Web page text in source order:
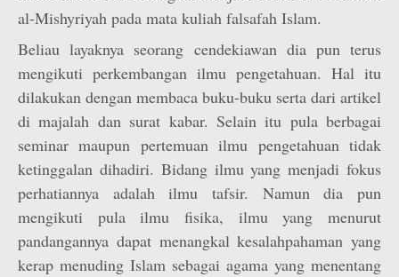
al-Mishyriyah pada mata kuliah falsafah Islam.
Beliau layaknya seorang cendekiawan dia pun terus
mengikuti perkembangan ilmu pengetahuan. Hal itu
dilakukan dengan membaca buku-buku serta dari artikel
di majalah dan surat kabar. Selain itu pula berbagai
seminar maupun pertemuan ilmu pengetahuan tidak
ketinggalan dihadiri. Bidang ilmu yang menjadi fokus
perhatiannya adalah ilmu tafsir. Namun dia pun
mengikuti pula ilmu fisika, ilmu yang menurut
pandangannya dapat menangkal kesalahpahaman yang
kerap menuding Islam sebagai agama yang menentang